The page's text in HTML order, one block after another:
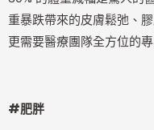
重暴跌帶來的皮膚鬆弛、
更需要醫療團隊全方位的
#肥胖